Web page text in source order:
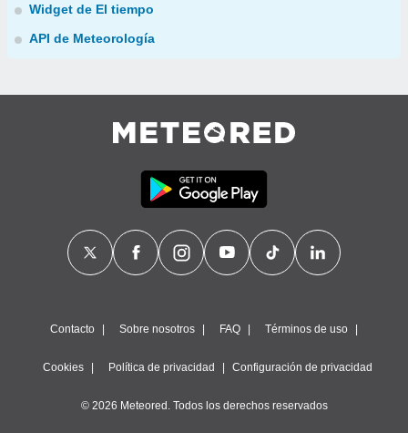
Widget de El tiempo
API de Meteorología
Contacto Sobre nosotros FAQ Términos de uso
Cookies Política de privacidad Configuración de privacidad
© 2026 Meteored. Todos los derechos reservados